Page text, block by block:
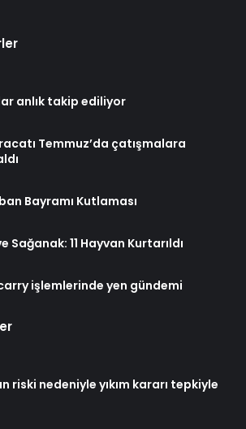
anlık takip ediliyor
Temmuz’da çatışmalara
Bayramı Kutlaması
Sağanak: 11 Hayvan Kurtarıldı
işlemlerinde yen gündemi
riski nedeniyle yıkım kararı tepkiyle